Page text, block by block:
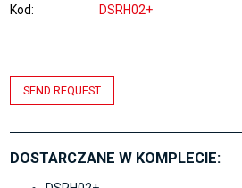
Kod DSRH02+
SEND REQUEST
DOSTARCZANE W KOMPLECIE: